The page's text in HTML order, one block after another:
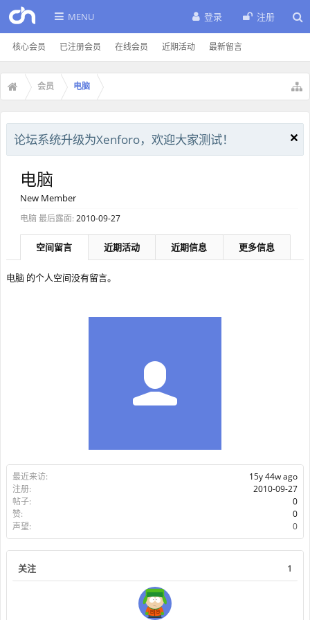
MENU
核心会员 已注册会员 在线会员 近期活动 最新留言
登录 注册
会员 电脑
论坛系统升级为Xenforo，欢迎大家测试！
最近来访:
15y 44w ago
注册:
2010-09-27
帖子:
0
赞:
0
声望:
0
关注 1
电脑
New Member
电脑 最后露面: 2010-09-27
空间留言 近期活动 近期信息 更多信息
电脑 的个人空间没有留言。